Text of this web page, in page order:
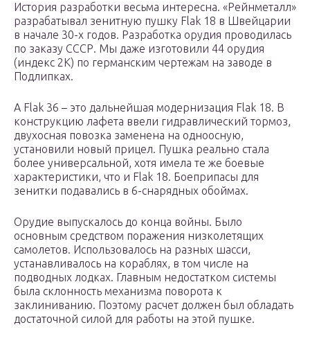
История разработки весьма интересна. «Рейнметалл»
разрабатывал зенитную пушку Flak 18 в Швейцарии
в начале 30-х годов. Разработка орудия проводилась
по заказу СССР. Мы даже изготовили 44 орудия
(индекс 2К) по германским чертежам на заводе в
Подлипках.
А Flak 36 – это дальнейшая модернизация Flak 18. В
конструкцию лафета ввели гидравлический тормоз,
двухосная повозка заменена на одноосную,
установили новый прицел. Пушка реально стала
более универсальной, хотя имела те же боевые
характеристики, что и Flak 18. Боеприпасы для
зенитки подавались в 6-снарядных обоймах.
Орудие выпускалось до конца войны. Было
основным средством поражения низколетящих
самолетов. Использовалось на разных шасси,
устанавливалось на кораблях, в том числе на
подводных лодках. Главным недостатком системы
была склонность механизма поворота к
заклиниванию. Поэтому расчет должен был обладать
достаточной силой для работы на этой пушке.